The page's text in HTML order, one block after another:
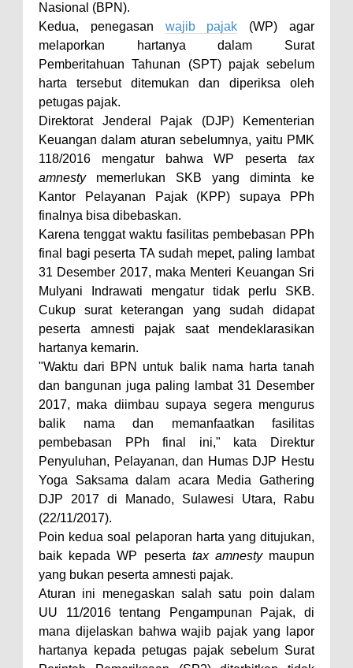
Nasional (BPN).
Kedua, penegasan wajib pajak (WP) agar
melaporkan hartanya dalam Surat
Pemberitahuan Tahunan (SPT) pajak sebelum
harta tersebut ditemukan dan diperiksa oleh
petugas pajak.
Direktorat Jenderal Pajak (DJP) Kementerian
Keuangan dalam aturan sebelumnya, yaitu PMK
118/2016 mengatur bahwa WP peserta tax
amnestymemerlukan SKB yang diminta ke
Kantor Pelayanan Pajak (KPP) supaya PPh
finalnya bisa dibebaskan.
Karena tenggat waktu fasilitas pembebasan PPh
final bagi peserta TA sudah mepet, paling lambat
31 Desember 2017, maka Menteri Keuangan Sri
Mulyani Indrawati mengatur tidak perlu SKB.
Cukup surat keterangan yang sudah didapat
peserta amnesti pajak saat mendeklarasikan
hartanya kemarin.
"Waktu dari BPN untuk balik nama harta tanah
dan bangunan juga paling lambat 31 Desember
2017, maka diimbau supaya segera mengurus
balik nama dan memanfaatkan fasilitas
pembebasan PPh final ini," kata Direktur
Penyuluhan, Pelayanan, dan Humas DJP Hestu
Yoga Saksama dalam acara Media Gathering
DJP 2017 di Manado, Sulawesi Utara, Rabu
(22/11/2017).
Poin kedua soal pelaporan harta yang ditujukan,
baik kepada WP peserta tax amnesty maupun
yang bukan peserta amnesti pajak.
Aturan ini menegaskan salah satu poin dalam
UU 11/2016 tentang Pengampunan Pajak, di
mana dijelaskan bahwa wajib pajak yang lapor
hartanya kepada petugas pajak sebelum Surat